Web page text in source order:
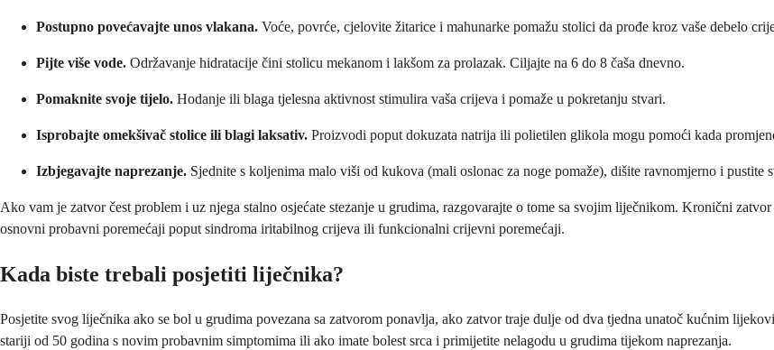
Postupno povećavajte unos vlakana. Voće, povrće, cjelovite žitarice i mahunarke pomažu stolici da prođe kroz vaše debelo
Pijte više vode. Održavanje hidratacije čini stolicu mekanom i lakšom za prolazak. Ciljajte na 6 do 8 čaša dnevno.
Pomaknite svoje tijelo. Hodanje ili blaga tjelesna aktivnost stimulira vaša crijeva i pomaže u pokretanju stvari.
Isprobajte omekšivač stolice ili blagi laksativ. Proizvodi poput dokuzata natrija ili polietilen glikola mogu pomoći kada
Izbjegavajte naprezanje. Sjednite s koljenima malo viši od kukova (mali oslonac za noge pomaže), dišite ravnomjerno i pustite
Ako vam je zatvor čest problem i uz njega stalno osjećate stezanje u grudima, razgovarajte o tome sa svojim liječnikom. Kronični
osnovni probavni poremećaji poput sindroma iritabilnog crijeva ili funkcionalni crijevni poremećaji.
Kada biste trebali posjetiti liječnika?
Posjetite svog liječnika ako se bol u grudima povezana sa zatvorom ponavlja, ako zatvor traje dulje od dva tjedna unatoč kućnim
stariji od 50 godina s novim probavnim simptomima ili ako imate bolest srca i primijetite nelagodu u grudima tijekom naprezanja.